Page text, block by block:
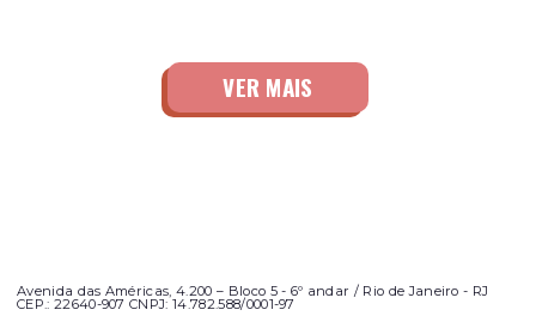
Avenida das Américas, 4.200 – Bloco 5 - 6º andar / Rio de Janeiro - RJ
CEP.: 22640-907 CNPJ: 14.782.588/0001-97